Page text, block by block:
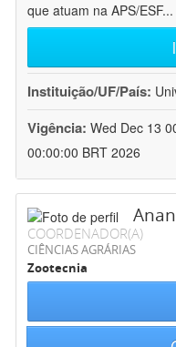
que atuam na APS/ESF...
Instituição/UF/País:
Vigência: Wed Dec 13
00:00:00 BRT 2026
COORDENADOR(A)
CIÊNCIAS AGRÁRIAS
Zootecnia